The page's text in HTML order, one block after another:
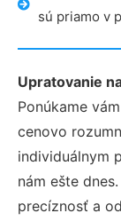
sú priamo v
Upratovanie
Ponúkame
cenovo
individuálnym
nám ešte
precíznosť a